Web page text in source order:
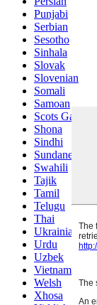
Punjabi
Serbian
Sesotho
Sinhala
Slovak
Slovenian
Somali
Samoan
Scots Gaelic
Shona
Sindhi
Sundanese
Swahili
Tajik
Tamil
Telugu
Thai
Ukrainian
Urdu
Uzbek
Vietnamese
Welsh
Xhosa